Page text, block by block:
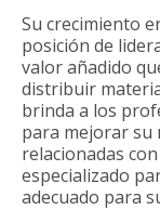
Su crecimiento
posición de
valor añadido
distribuir
brinda a los
para mejorar su
relacionadas
especializado
adecuado para